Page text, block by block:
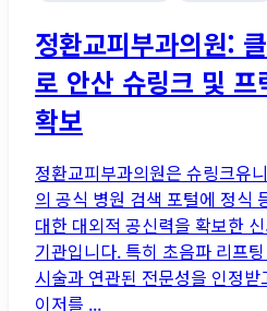
정환교피부과의원:
로 안산 슈링크 및 프
확보
정환교피부과의원은 슈링크유
의 공식 병원 검색 포털에 정식
대한 대외적 공신력을 확보한
기관입니다. 특히 초음파 리프
시술과 연관된 전문성을 인정
이저를 ...